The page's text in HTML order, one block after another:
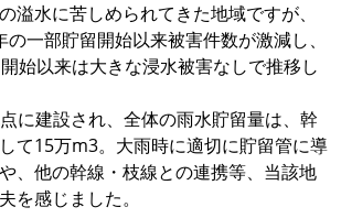
溢水に苦しめられてきた地域ですが、
一部貯留開始以来被害件数が激減し、
始以来は大きな浸水被害なしで推移し
に建設され、全体の雨水貯留量は、幹
て15万m3。大雨時に適切に貯留管に導
、他の幹線・枝線との連携等、当該地
を感じました。